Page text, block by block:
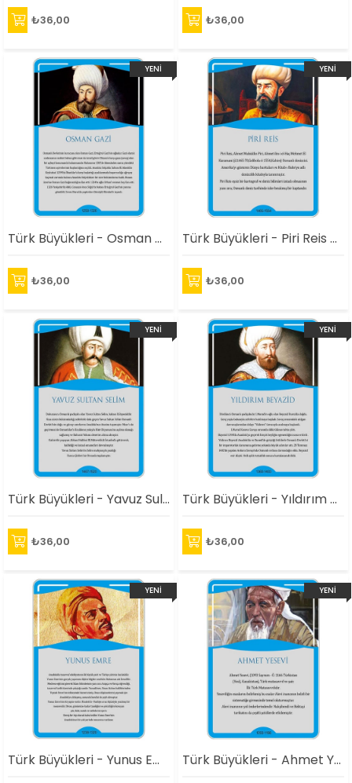
₺36,00 ₺36,00
Türk Büyükleri - Osman Gazi Afişi
₺36,00
YENI
Türk Büyükleri - Piri Reis Afişi
₺36,00
YENI
Türk Büyükleri - Yavuz Sultan Selim Afişi
₺36,00
YENI
Türk Büyükleri - Yıldırım Bayezid Afişi
₺36,00
YENI
Türk Büyükleri - Yunus Emre Afişi
YENI
ÜRÜN
Türk Büyükleri - Ahmet Yesevi Afişi
YENI
ÜRÜN